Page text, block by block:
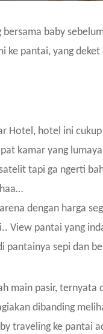
baby
ke pantai, yang
Hotel, hotel ini
kamar yang
tapi ga ngerti
dengan harga
View pantai yang
pantainya sepi dan
main pasir, ternyata
dibanding
traveling ke pantai